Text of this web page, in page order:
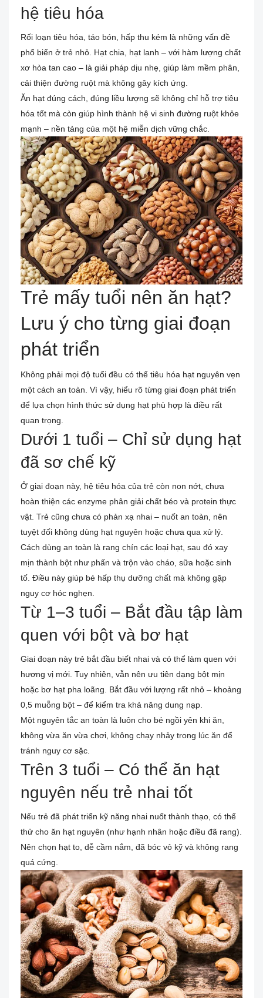
hệ tiêu hóa
Rối loạn tiêu hóa, táo bón, hấp thu kém là những vấn đề
phổ biến ở trẻ nhỏ. Hạt chia, hạt lanh – với hàm lượng chất
xơ hòa tan cao – là giải pháp dịu nhẹ, giúp làm mềm phân,
cải thiện đường ruột mà không gây kích ứng.
Ăn hạt đúng cách, đúng liều lượng sẽ không chỉ hỗ trợ tiêu
hóa tốt mà còn giúp hình thành hệ vi sinh đường ruột khỏe
mạnh – nền tảng của một hệ miễn dịch vững chắc.
Trẻ mấy tuổi nên ăn hạt?
Lưu ý cho từng giai đoạn
phát triển
Không phải mọi độ tuổi đều có thể tiêu hóa hạt nguyên vẹn
một cách an toàn. Vì vậy, hiểu rõ từng giai đoạn phát triển
để lựa chọn hình thức sử dụng hạt phù hợp là điều rất
quan trọng.
Dưới 1 tuổi – Chỉ sử dụng hạt
đã sơ chế kỹ
Ở giai đoạn này, hệ tiêu hóa của trẻ còn non nớt, chưa
hoàn thiện các enzyme phân giải chất béo và protein thực
vật. Trẻ cũng chưa có phản xạ nhai – nuốt an toàn, nên
tuyệt đối không dùng hạt nguyên hoặc chưa qua xử lý.
Cách dùng an toàn là rang chín các loại hạt, sau đó xay
mịn thành bột như phấn và trộn vào cháo, sữa hoặc sinh
tố. Điều này giúp bé hấp thụ dưỡng chất mà không gặp
nguy cơ hóc nghẹn.
Từ 1–3 tuổi – Bắt đầu tập làm
quen với bột và bơ hạt
Giai đoạn này trẻ bắt đầu biết nhai và có thể làm quen với
hương vị mới. Tuy nhiên, vẫn nên ưu tiên dạng bột mịn
hoặc bơ hạt pha loãng. Bắt đầu với lượng rất nhỏ – khoảng
0,5 muỗng bột – để kiểm tra khả năng dung nạp.
Một nguyên tắc an toàn là luôn cho bé ngồi yên khi ăn,
không vừa ăn vừa chơi, không chạy nhảy trong lúc ăn để
tránh nguy cơ sặc.
Trên 3 tuổi – Có thể ăn hạt
nguyên nếu trẻ nhai tốt
Nếu trẻ đã phát triển kỹ năng nhai nuốt thành thạo, có thể
thử cho ăn hạt nguyên (như hạnh nhân hoặc điều đã rang).
Nên chọn hạt to, dễ cầm nắm, đã bóc vỏ kỹ và không rang
quá cứng.